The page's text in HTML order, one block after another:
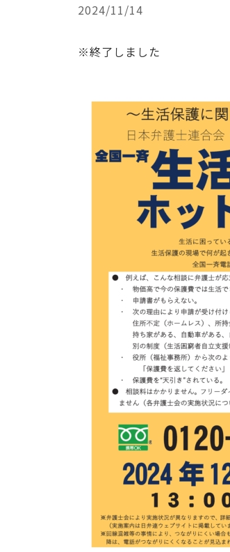
2024/11/14
※終了しました